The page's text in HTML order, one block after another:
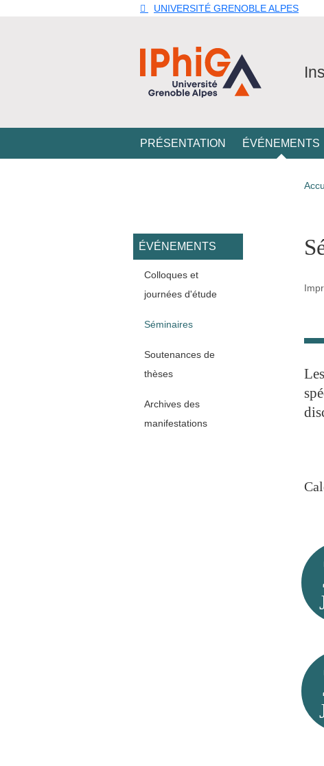
UNIVERSITÉ GRENOBLE ALPES
Navigation principale
PRÉSENTATION ÉVÉNEMENTS
Navigation
ÉVÉNEMENTS
Colloques et
journées d'étude
Séminaires
Soutenances de
thèses
Archives des
manifestations